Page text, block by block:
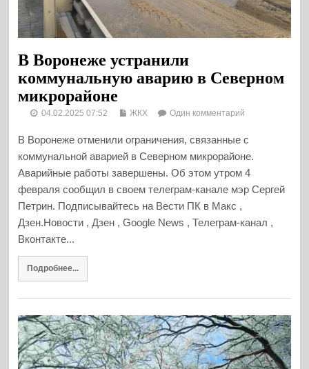
В Воронеже устранили
коммунальную аварию в Северном
микрорайоне
04.02.2025 07:52 ЖКХ Один комментарий
В Воронеже отменили ограничения, связанные с
коммунальной аварией в Северном микрорайоне.
Аварийные работы завершены. Об этом утром 4
февраля сообщил в своем телеграм-канале мэр Сергей
Петрин. Подписывайтесь на Вести ПК в Макс ,
Дзен.Новости , Дзен , Google News , Телеграм-канал ,
Вконтакте...
Подробнее...